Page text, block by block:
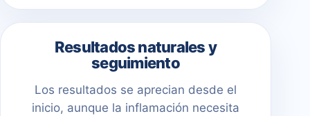
Resultados naturales y
seguimiento
Los resultados se aprecian desde el
inicio, aunque la inflamación necesita